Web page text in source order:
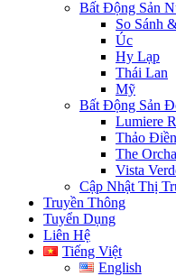
Bất Động Sản
So Sánh
Úc
Hy Lạp
Thái Lan
Mỹ
Bất Động Sản
Lumiere
Thảo
The
Vista
Cập Nhật Thị
Truyền Thông
Tuyển Dụng
Liên Hệ
Tiếng Việt
English